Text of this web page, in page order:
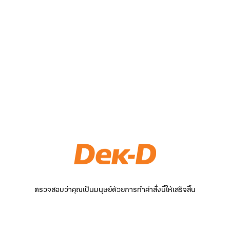
ตรวจสอบว่าคุณเป็นมนุษย์ด้วยการทำคำสั่งนี้ให้เสร็จสิ้น